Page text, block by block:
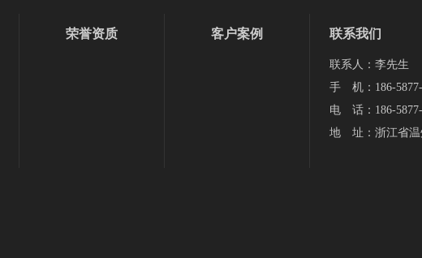
荣誉资质 客户案例 联系我们
联系人：李先生‬
手 机：186-
电 话：186-
地 址：浙江省温